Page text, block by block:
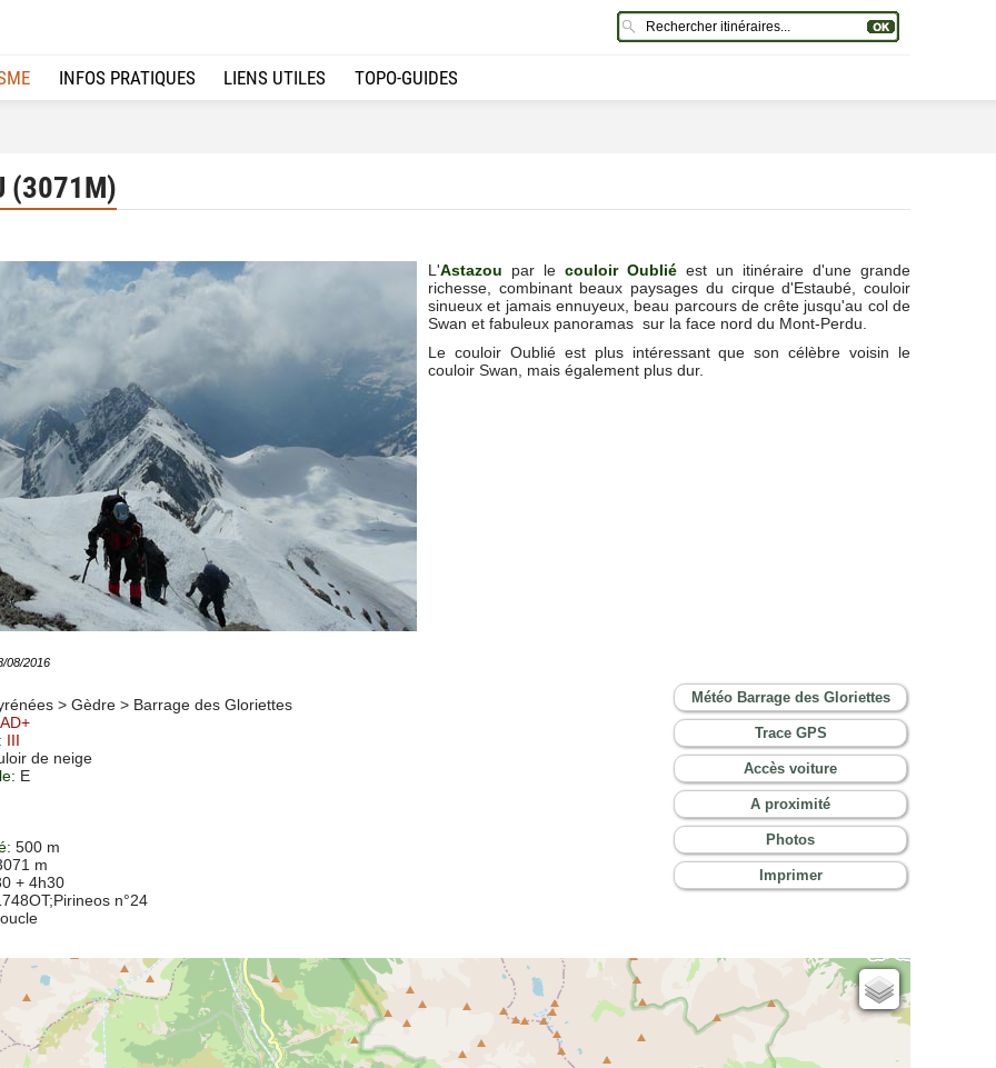
INFOS PRATIQUES LIENS UTILES TOPO-GUIDES
(3071M)
L'Astazou par le couloir Oublié est un itinéraire d'une grande
richesse, combinant beaux paysages du cirque d'Estaubé, couloir
sinueux et jamais ennuyeux, beau parcours de crête jusqu'au col de
Swan et fabuleux panoramas sur la face nord du Mont-Perdu.
Le couloir Oublié est plus intéressant que son célèbre voisin le
couloir Swan, mais également plus dur.
08/2016
> Gèdre > Barrage des Gloriettes
AD+
III
de neige
: E
: 500 m
m
+ 4h30
;Pirineos n°24
Météo Barrage des Gloriettes
Trace GPS
Accès voiture
A proximité
Photos
Imprimer
Open Topo Map
Open Street Map